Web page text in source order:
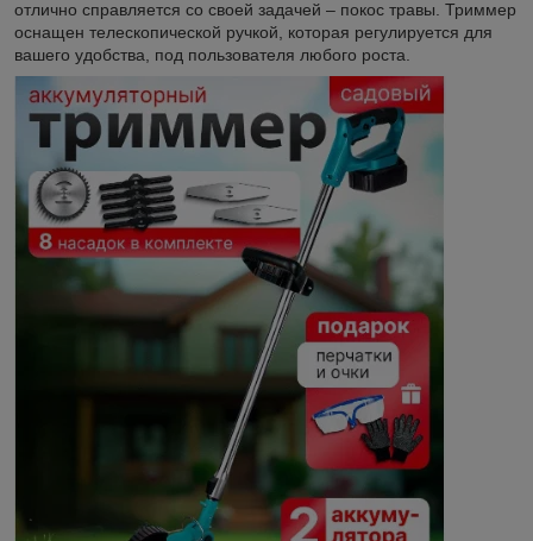
отлично справляется со своей задачей – покос травы. Триммер
оснащен телескопической ручкой, которая регулируется для
вашего удобства, под пользователя любого роста.